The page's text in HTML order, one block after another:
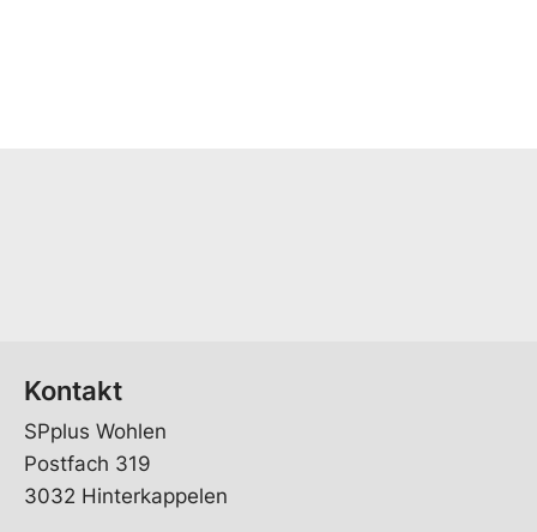
Kontakt
SPplus Wohlen
Postfach 319
3032 Hinterkappelen